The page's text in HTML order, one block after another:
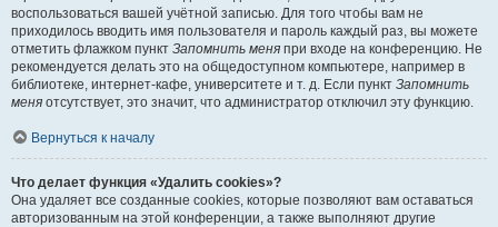
воспользоваться вашей учётной записью. Для того чтобы вам не
приходилось вводить имя пользователя и пароль каждый раз, вы можете
отметить флажком пункт Запомнить меня при входе на конференцию. Не
рекомендуется делать это на общедоступном компьютере, например в
библиотеке, интернет-кафе, университете и т. д. Если пункт Запомнить
меня отсутствует, это значит, что администратор отключил эту функцию.
Вернуться к началу
Что делает функция «Удалить cookies»?
Она удаляет все созданные cookies, которые позволяют вам оставаться
авторизованным на этой конференции, а также выполняют другие